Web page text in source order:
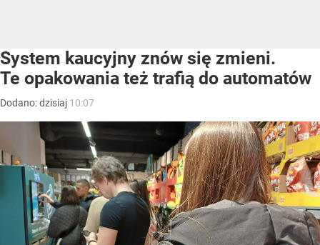
System kaucyjny znów się zmieni.
Te opakowania też trafią do automatów
Dodano:dzisiaj 10:07